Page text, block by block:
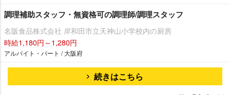
調理補助スタッフ・無資格可の調理師/調理スタッフ
名阪食品株式会社 岸和田市立天神山小学校内の厨房
時給1,180円～1,280円
アルバイト・パート / 大阪府
続きはこちら